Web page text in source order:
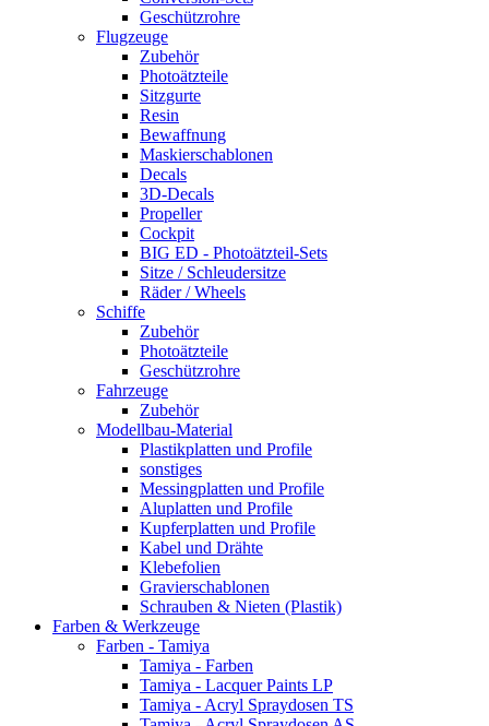
Geschützrohre
Flugzeuge
Zubehör
Photoätzteile
Sitzgurte
Resin
Bewaffnung
Maskierschablonen
Decals
3D-Decals
Propeller
Cockpit
BIG ED - Photoätzteil-Sets
Sitze / Schleudersitze
Räder / Wheels
Schiffe
Zubehör
Photoätzteile
Geschützrohre
Fahrzeuge
Zubehör
Modellbau-Material
Plastikplatten und Profile
sonstiges
Messingplatten und Profile
Aluplatten und Profile
Kupferplatten und Profile
Kabel und Drähte
Klebefolien
Gravierschablonen
Schrauben & Nieten (Plastik)
Farben & Werkzeuge
Farben - Tamiya
Tamiya - Farben
Tamiya - Lacquer Paints LP
Tamiya - Acryl Spraydosen TS